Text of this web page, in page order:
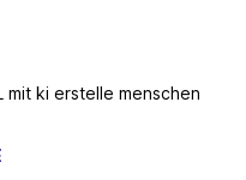
mit ki erstelle menschen